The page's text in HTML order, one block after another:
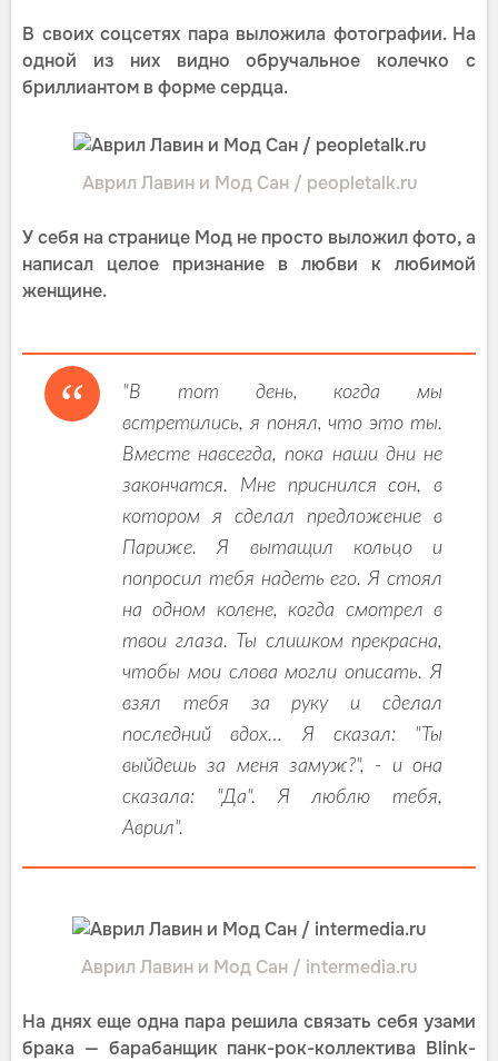
В своих соцсетях пара выложила фотографии. На
одной из них видно обручальное колечко с
бриллиантом в форме сердца.
Аврил Лавин и Мод Сан / peopletalk.ru
У себя на странице Мод не просто выложил фото, а
написал целое признание в любви к любимой
женщине.
"В тот день, когда мы
встретились, я понял, что это ты.
Вместе навсегда, пока наши дни не
закончатся. Мне приснился сон, в
котором я сделал предложение в
Париже. Я вытащил кольцо и
попросил тебя надеть его. Я стоял
на одном колене, когда смотрел в
твои глаза. Ты слишком прекрасна,
чтобы мои слова могли описать. Я
взял тебя за руку и сделал
последний вдох… Я сказал: "Ты
выйдешь за меня замуж?", - и она
сказала: "Да". Я люблю тебя,
Аврил".
Аврил Лавин и Мод Сан / intermedia.ru
На днях еще одна пара решила связать себя узами
брака — барабанщик панк-рок-коллектива Blink-